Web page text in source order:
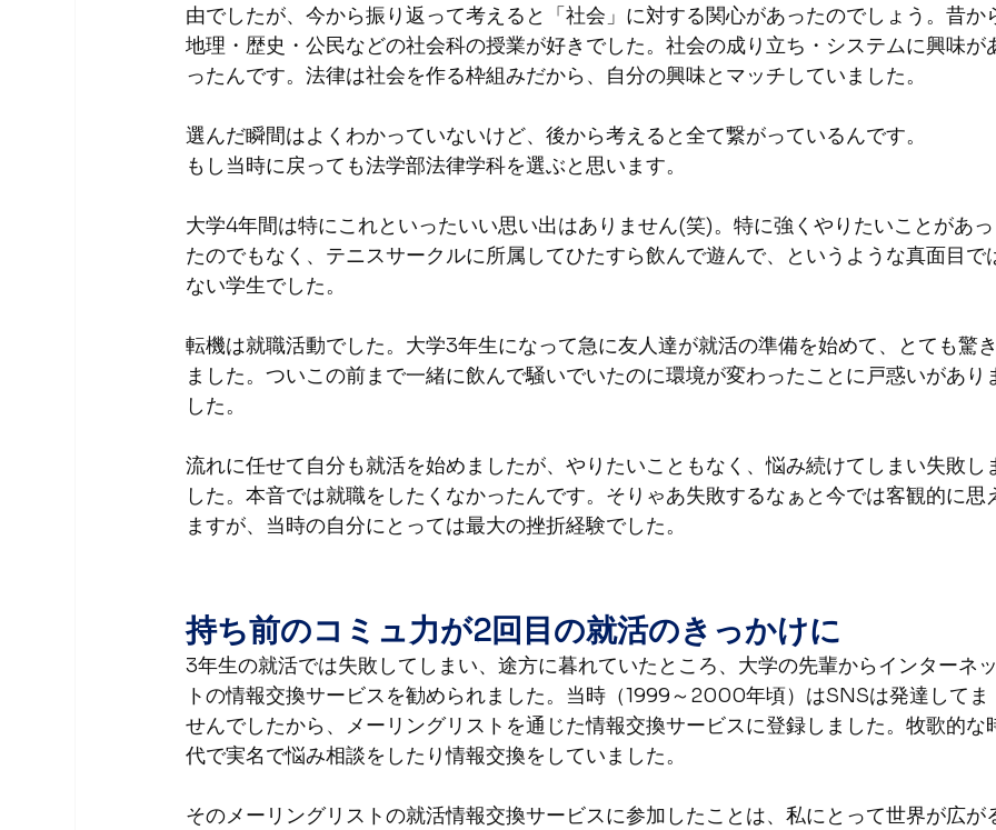
由でしたが、今から振り返って考えると「社会」に対する関心があったのでしょう。昔か
地理・歴史・公民などの社会科の授業が好きでした。社会の成り立ち・システムに興味が
ったんです。法律は社会を作る枠組みだから、自分の興味とマッチしていました。
選んだ瞬間はよくわかっていないけど、後から考えると全て繋がっているんです。
もし当時に戻っても法学部法律学科を選ぶと思います。
大学4年間は特にこれといったいい思い出はありません(笑)。特に強くやりたいことがあっ
たのでもなく、テニスサークルに所属してひたすら飲んで遊んで、というような真面目で
ない学生でした。
転機は就職活動でした。大学3年生になって急に友人達が就活の準備を始めて、とても驚き
ました。ついこの前まで一緒に飲んで騒いでいたのに環境が変わったことに戸惑いがあり
した。
流れに任せて自分も就活を始めましたが、やりたいこともなく、悩み続けてしまい失敗し
した。本音では就職をしたくなかったんです。そりゃあ失敗するなぁと今では客観的に思
ますが、当時の自分にとっては最大の挫折経験でした。
持ち前のコミュ力が2回目の就活のきっかけに
3年生の就活では失敗してしまい、途方に暮れていたところ、大学の先輩からインターネッ
トの情報交換サービスを勧められました。当時（1999～2000年頃）はSNSは発達してま
せんでしたから、メーリングリストを通じた情報交換サービスに登録しました。牧歌的な
代で実名で悩み相談をしたり情報交換をしていました。
そのメーリングリストの就活情報交換サービスに参加したことは、私にとって世界が広が